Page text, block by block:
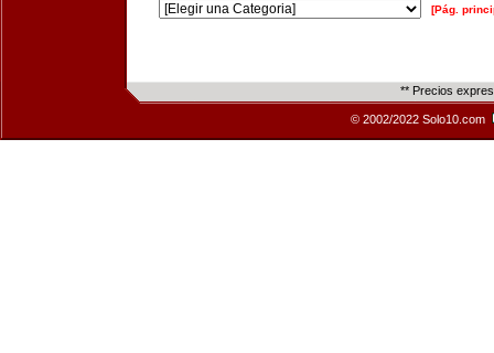
[Pág.
** Precios
© 2002/2022 Solo10.com